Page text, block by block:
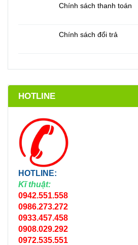
Chính sách thanh toán
Chính sách đổi trả
HOTLINE
HOTLINE:
Kĩ thuật:
0942.551.558
0986.273.272
0933.457.458
0908.029.292
0972.535.551